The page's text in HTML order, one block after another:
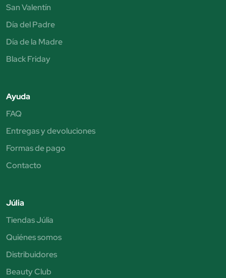
San Valentín
Día del Padre
Día de la Madre
Black Friday
Ayuda
FAQ
Entregas y devoluciones
Formas de pago
Contacto
Júlia
Tiendas Júlia
Quiénes somos
Distribuidores
Beauty Club